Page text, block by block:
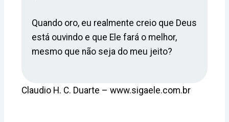
Quando oro, eu realmente creio que Deus
está ouvindo e que Ele fará o melhor,
mesmo que não seja do meu jeito?
Claudio H. C. Duarte – www.sigaele.com.br